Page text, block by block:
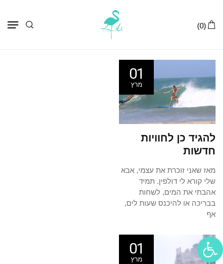
(0)
01
מרץ
להגיד כן לחוויות
חדשות
מאז שאני זוכרת את עצמי, אבא
שלי קורא לי דולפין. תמיד
אהבתי את המים, לשחות
בבריכה או להיכנס שעות לים,
אף
01
מרץ
פתח סרגל נגישות